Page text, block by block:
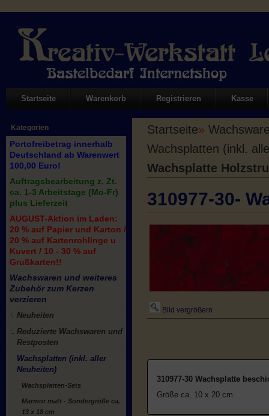
Startseite Warenkorb Registrieren Kasse
Kategorien
Portofreibetrag innerhalb
Deutschland ab Warenwert
100,00 Euro!
Auftragsbearbeitung z. Zt.
ca. 1-3 Arbeitstage (Mo-Fr)
plus Lieferzeit
AUGUST-Aktion im Laden:
20 % auf Papier und Karton /
20 % auf Kartenrohlinge u
Kuvert / 10 - 30 % auf
Grußkarten!!
Wachswaren und weiteres
Zubehör zum Kerzen
verzieren
Neuheiten
Reduzierte Wachswaren und
Restposten
Wachsplatten (inkl. aller
Neuheiten)
Wachsplatten-Sets
Marmor matt - Sondergröße ca.
13 x 18 cm
Startseite»
Wachsplatten (inkl.
Wachsplatte
310977-30-
Bild vergrößern
310977-30 Wachsplatte
Größe ca. 10 x 20 cm